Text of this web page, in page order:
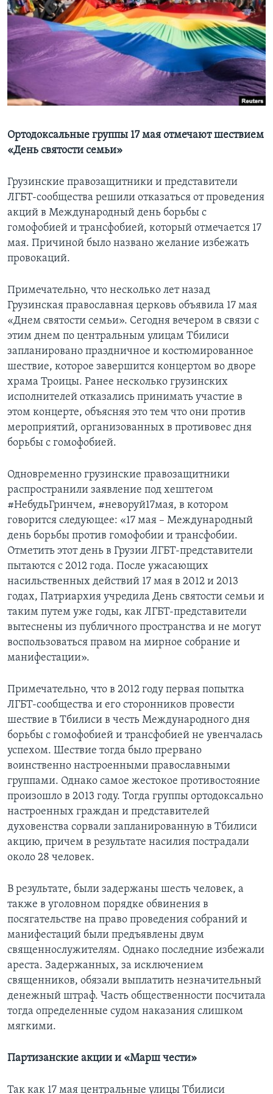
Learning English
СОЦИАЛЬНЫЕ СЕТИ
Ортодоксальные группы 17 мая отмечают шествием
«День святости семьи»
Грузинские правозащитники и представители
ЛГБТ-сообщества решили отказаться от проведения
акций в Международный день борьбы с
гомофобией и трансфобией, который отмечается 17
мая. Причиной было названо желание избежать
провокаций.
Примечательно, что несколько лет назад
Грузинская православная церковь объявила 17 мая
«Днем святости семьи». Сегодня вечером в связи с
этим днем по центральным улицам Тбилиси
запланировано праздничное и костюмированное
шествие, которое завершится концертом во дворе
храма Троицы. Ранее несколько грузинских
исполнителей отказались принимать участие в
этом концерте, объясняя это тем что они против
мероприятий, организованных в противовес дня
борьбы с гомофобией.
Одновременно грузинские правозащитники
распространили заявление под хештегом
#НебудьГринчем, #неворуй17мая, в котором
говорится следующее: «17 мая – Международный
день борьбы против гомофобии и трансфобии.
Отметить этот день в Грузии ЛГБТ-представители
пытаются с 2012 года. После ужасающих
насильственных действий 17 мая в 2012 и 2013
годах, Патриархия учредила День святости семьи и
таким путем уже годы, как ЛГБТ-представители
вытеснены из публичного пространства и не могут
воспользоваться правом на мирное собрание и
манифестации».
Примечательно, что в 2012 году первая попытка
ЛГБТ-сообщества и его сторонников провести
шествие в Тбилиси в честь Международного дня
борьбы с гомофобией и трансфобией не увенчалась
успехом. Шествие тогда было прервано
воинственно настроенными православными
группами. Однако самое жестокое противостояние
произошло в 2013 году. Тогда группы ортодоксально
настроенных граждан и представителей
духовенства сорвали запланированную в Тбилиси
акцию, причем в результате насилия пострадали
около 28 человек.
В результате, были задержаны шесть человек, а
также в уголовном порядке обвинения в
посягательстве на право проведения собраний и
манифестаций были предъявлены двум
священнослужителям. Однако последние избежали
ареста. Задержанных, за исключением
священников, обязали выплатить незначительный
денежный штраф. Часть общественности посчитала
тогда определенные судом наказания слишком
мягкими.
Партизанские акции и «Марш чести»
Так как 17 мая центральные улицы Тбилиси